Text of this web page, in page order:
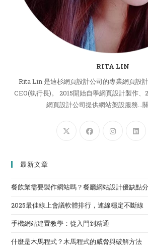
RITA LIN
Rita Lin 是迪杉網頁設計公司的專業網頁設
CEO(執行長)。 2015開始自學網頁設計製作
網頁設計公司提供網站架設服務...
最新文章
餐飲業需要製作網站嗎？餐廳網站設計優缺點
2025最佳線上會議軟體排行，連線穩定不斷線
手機網站建置教學：從入門到精通
什麼是木馬程式？木馬程式的威脅與破解方法